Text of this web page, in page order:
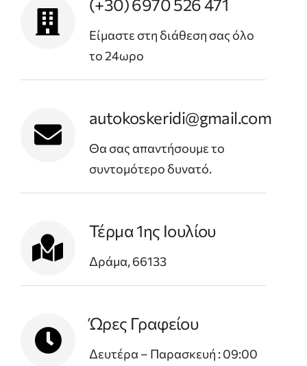
(+30) 6970 526 471
Είμαστε στη διάθεση σας όλο
το 24ωρο
autokoskeridi@gmail.com
Θα σας απαντήσουμε το
συντομότερο δυνατό.
Τέρμα 1ης Ιουλίου
Δράμα, 66133
Ώρες Γραφείου
Δευτέρα – Παρασκευή : 09:00